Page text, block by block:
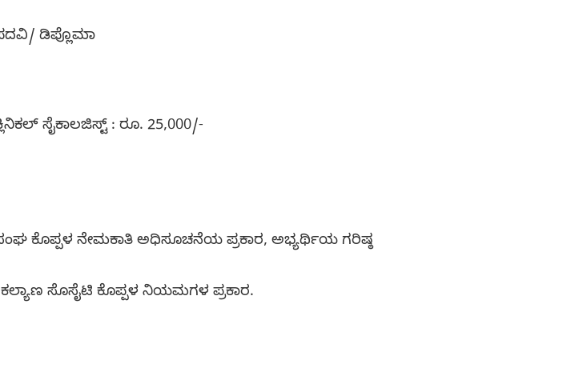
ಡಿಪ್ಲೊಮಾ
ಸೈಕಾಲಜಿಸ್ಟ್ : ರೂ. 25,000/-
ಸಂಘ ಕೊಪ್ಪಳ ನೇಮಕಾತಿ ಅಧಿಸೂಚನೆಯ ಪ್ರಕಾರ, ಅಭ್ಯರ್ಥಿಯ ಗರಿಷ್ಠ
ಕಲ್ಯಾಣ ಸೊಸೈಟಿ ಕೊಪ್ಪಳ ನಿಯಮಗಳ ಪ್ರಕಾರ.